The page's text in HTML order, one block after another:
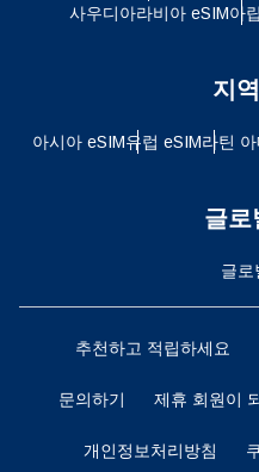
사우디아라비아 eSIM아
지
아시아 eSIM유럽 ​​eSIM라틴
글로
글로
추천하고 적립하세요
문의하기 제휴 회원이
개인정보처리방침